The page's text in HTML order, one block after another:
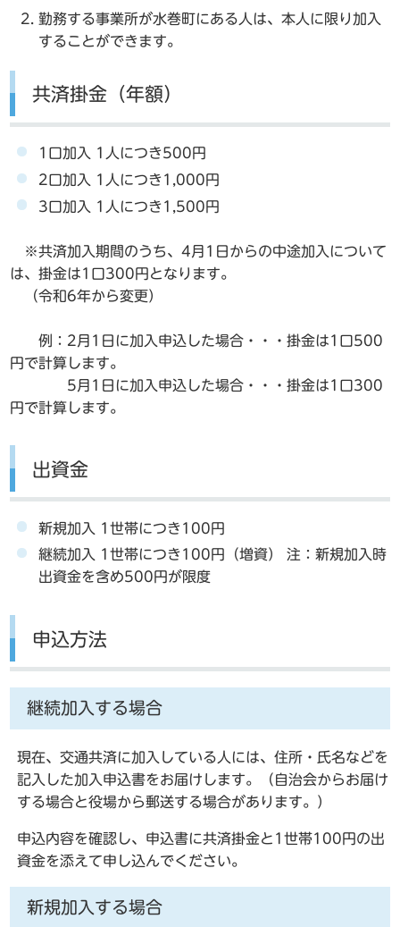
勤務する事業所が水巻町にある人は、本人に限り加入
することができます。
共済掛金（年額）
1口加入 1人につき500円
2口加入 1人につき1,000円
3口加入 1人につき1,500円
※共済加入期間のうち、4月1日からの中途加入について
は、掛金は1口300円となります。
（令和6年から変更）
例：2月1日に加入申込した場合・・・掛金は1口500
円で計算します。
5月1日に加入申込した場合・・・掛金は1口300
円で計算します。
出資金
新規加入 1世帯につき100円
継続加入 1世帯につき100円（増資） 注：新規加入時
出資金を含め500円が限度
申込方法
継続加入する場合
現在、交通共済に加入している人には、住所・氏名などを
記入した加入申込書をお届けします。（自治会からお届け
する場合と役場から郵送する場合があります。）
申込内容を確認し、申込書に共済掛金と1世帯100円の出
資金を添えて申し込んでください。
新規加入する場合